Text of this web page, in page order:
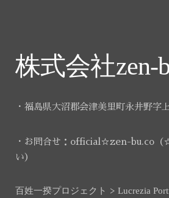
株式会社zen-
・福島県大沼郡会津美里町永井野字
・お問合せ：official☆zen-bu.co（
い）
百姓一揆プロジェクト > Lucrezia